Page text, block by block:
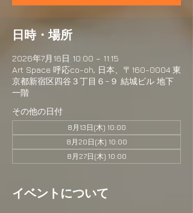
日時・場所
2026年7月16日 10:00 – 11:15
Art Space 呼応co-oh, 日本、〒160-0004 東
京都新宿区四谷３丁目６−９ 結城ビル 地下
一階
その他の日付
8月13日(木) 10:00
8月20日(木) 10:00
8月27日(木) 10:00
イベントについて